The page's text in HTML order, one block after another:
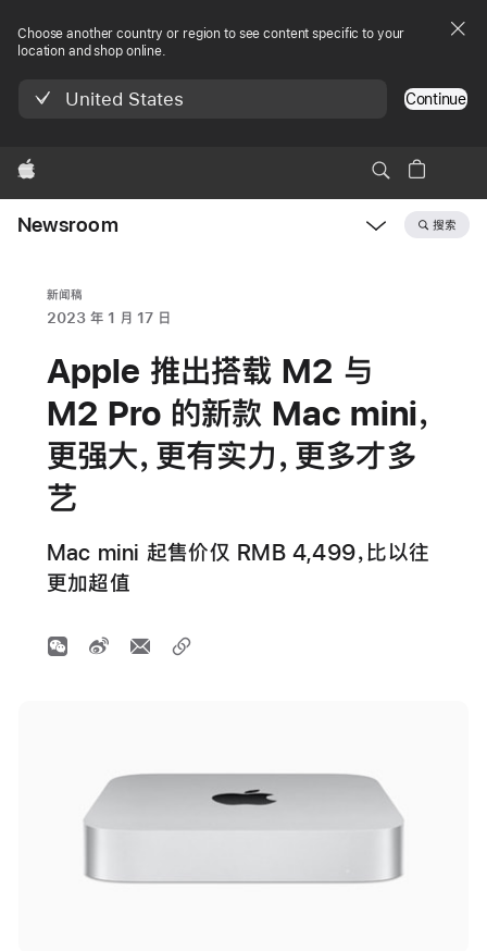
Choose another country or region to see content specific to your
location and shop online.
United States Continue
Apple
Newsroom 搜索
新闻稿
2023 年 1 月 17 日
Apple 推出搭载 M2 与
M2 Pro 的新款 Mac mini，
更强大，更有实力，更多才多
艺
Mac mini 起售价仅 RMB 4,499，比以往
更加超值